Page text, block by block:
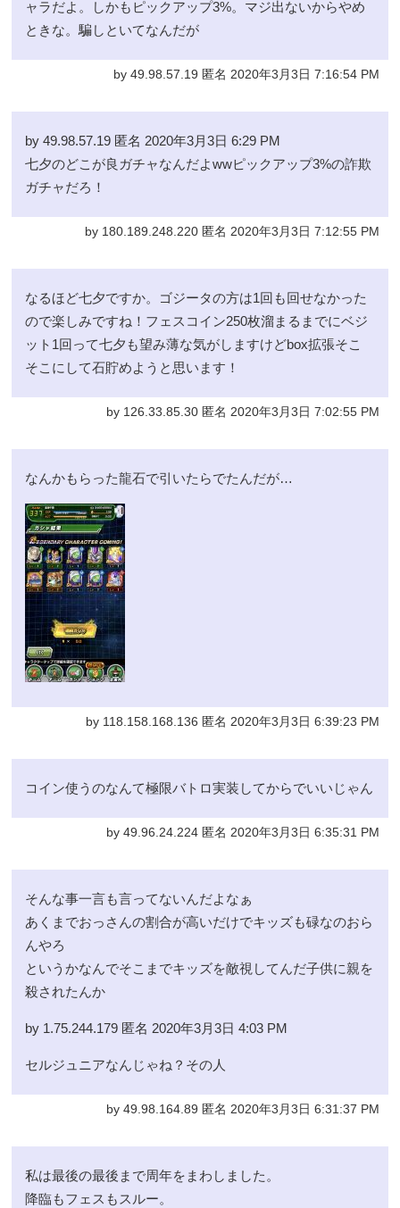
ャラだよ。しかもピックアップ3%。マジ出ないからやめ
ときな。騙しといてなんだが
by 49.98.57.19 匿名 2020年3月3日 7:16:54 PM
by 49.98.57.19 匿名 2020年3月3日 6:29 PM
七夕のどこが良ガチャなんだよwwピックアップ3%の詐欺
ガチャだろ！
by 180.189.248.220 匿名 2020年3月3日 7:12:55 PM
なるほど七夕ですか。ゴジータの方は1回も回せなかった
ので楽しみですね！フェスコイン250枚溜まるまでにベジ
ット1回って七夕も望み薄な気がしますけどbox拡張そこ
そこにして石貯めようと思います！
by 126.33.85.30 匿名 2020年3月3日 7:02:55 PM
なんかもらった龍石で引いたらでたんだが…
by 118.158.168.136 匿名 2020年3月3日 6:39:23 PM
コイン使うのなんて極限バトロ実装してからでいいじゃん
by 49.96.24.224 匿名 2020年3月3日 6:35:31 PM
そんな事一言も言ってないんだよなぁ
あくまでおっさんの割合が高いだけでキッズも碌なのおら
んやろ
というかなんでそこまでキッズを敵視してんだ子供に親を
殺されたんか
by 1.75.244.179 匿名 2020年3月3日 4:03 PM
セルジュニアなんじゃね？その人
by 49.98.164.89 匿名 2020年3月3日 6:31:37 PM
私は最後の最後まで周年をまわしました。
降臨もフェスもスルー。